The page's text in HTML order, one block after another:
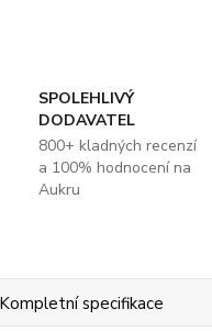
SPOLEHLIVÝ
DODAVATEL
800+ kladných recenzí
a 100% hodnocení na
Aukru
Kompletní specifikace